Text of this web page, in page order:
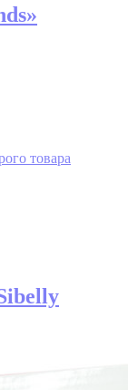
товара